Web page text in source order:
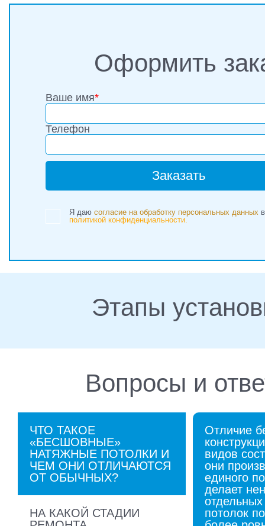
Оформить
Ваше имя*
Телефон
Я даю согласие на обработку персональных данных
политикой конфиденциальности.
Этапы
Вопросы и
ЧТО ТАКОЕ
«БЕСШОВНЫЕ»
НАТЯЖНЫЕ ПОТОЛКИ И
ЧЕМ ОНИ ОТЛИЧАЮТСЯ
ОТ ОБЫЧНЫХ?
НА КАКОЙ СТАДИИ
Отличие
видов
они
единого
делает
отдельных
потолок